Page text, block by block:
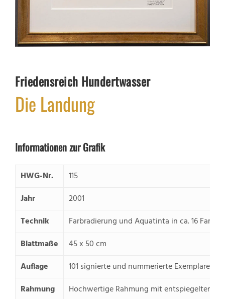
Friedensreich Hundertwasser
Die Landung
Informationen zur Grafik
HWG-Nr.
115
Jahr
2001
Technik
Farbradierung und Aquatinta in ca. 16
Blattmaße
45 x 50 cm
Auflage
101 signierte und nummerierte Exemplare.
Rahmung
Hochwertige Rahmung mit entspiegeltem